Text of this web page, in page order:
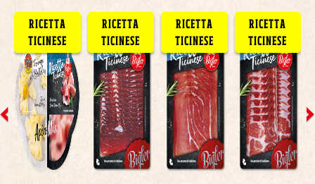
RICETTA
TICINESE
RICETTA
TICINESE
RICETTA
TICINESE
RICETTA
TICINESE